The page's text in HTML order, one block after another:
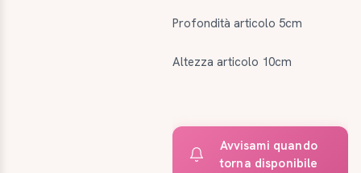
Profondità articolo 5cm
Altezza articolo 10cm
Avvisami quando
torna disponibile